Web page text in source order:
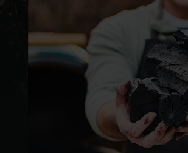
Germany | Deutschland
Greece | Ελλάδα
Hungary | Magyarország